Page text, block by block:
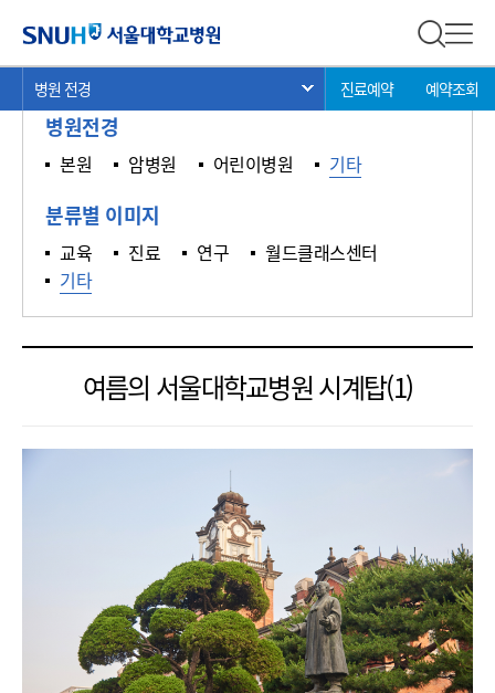
전체 검
현
재
병원 전경 서브 메뉴 목록 열기
진료예약 예약조회
갤러리
병원전경
본원 암병원 어린이병원 기타
분류별 이미지
교육 진료 연구
월드클래스센터
기타
여름의 서울대학교병원 시계탑(1)